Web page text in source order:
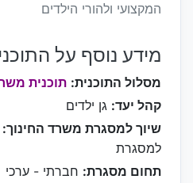
המקצועי ולהורי הילדים
מידע נוסף על
מסלול התוכנית: תוכנית
קהל יעד: גן ילדים
שיוך למסגרת משרד החינוך:
למסגרת
תחום מסגרת: חברתי - ערכי